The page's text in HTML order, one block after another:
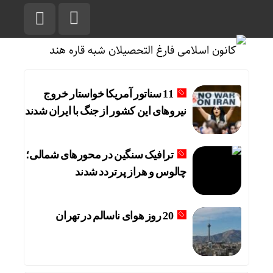
11 سناتور آمریکا خواستار خروج
نیروهای این کشور از جنگ با ایران شدند
ترافیک سنگین در محورهای شمالی؛
چالوس و هراز پرتردد شدند
20 روز هوای ناسالم در تهران